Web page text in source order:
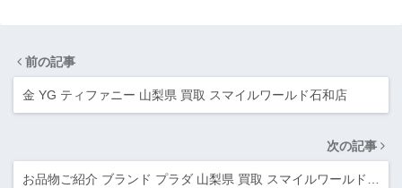
前の記事
金 YG ティファニー 山梨県 買取 スマイルワールド石和店
次の記事
お品物ご紹介 ブランド プラダ 山梨県 買取 スマイルワールド…